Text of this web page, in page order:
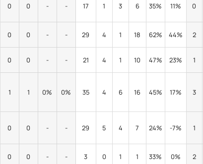
0 0 - - 17 1 3 6 35% 11% 0
0 0 - - 29 4 1 18 62% 44% 2
0 0 - - 21 4 1 10 47% 23% 1
1 1 0% 0% 35 4 6 16 45% 17% 3
0 0 - - 29 5 4 7 24% -7% 1
0 0 - - 3 0 1 1 33% 0% 2